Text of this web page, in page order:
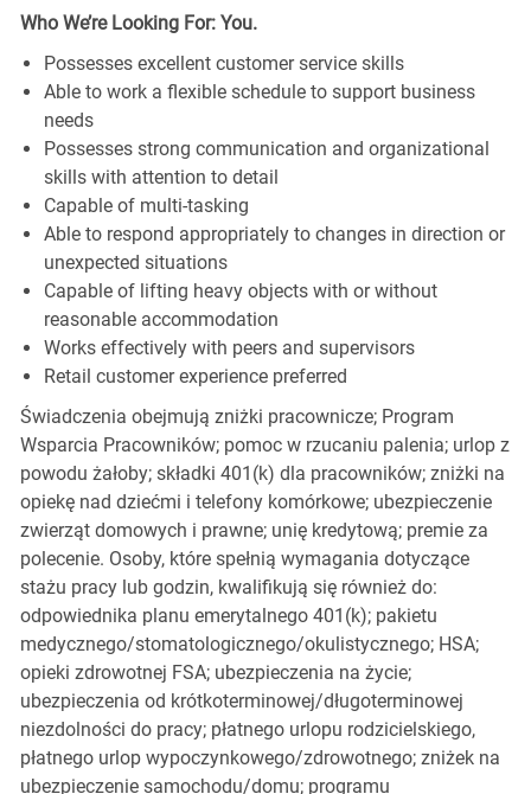
Who We’re Looking For: You.
Possesses excellent customer service skills
Able to work a flexible schedule to support business
needs
Possesses strong communication and organizational
skills with attention to detail
Capable of multi-tasking
Able to respond appropriately to changes in direction or
unexpected situations
Capable of lifting heavy objects with or without
reasonable accommodation
Works effectively with peers and supervisors
Retail customer experience preferred
Świadczenia obejmują zniżki pracownicze; Program
Wsparcia Pracowników; pomoc w rzucaniu palenia; urlop z
powodu żałoby; składki 401(k) dla pracowników; zniżki na
opiekę nad dziećmi i telefony komórkowe; ubezpieczenie
zwierząt domowych i prawne; unię kredytową; premie za
polecenie. Osoby, które spełnią wymagania dotyczące
stażu pracy lub godzin, kwalifikują się również do:
odpowiednika planu emerytalnego 401(k); pakietu
medycznego/stomatologicznego/okulistycznego; HSA;
opieki zdrowotnej FSA; ubezpieczenia na życie;
ubezpieczenia od krótkoterminowej/długoterminowej
niezdolności do pracy; płatnego urlopu rodzicielskiego,
płatnego urlop wypoczynkowego/zdrowotnego; zniżek na
ubezpieczenie samochodu/domu; programu